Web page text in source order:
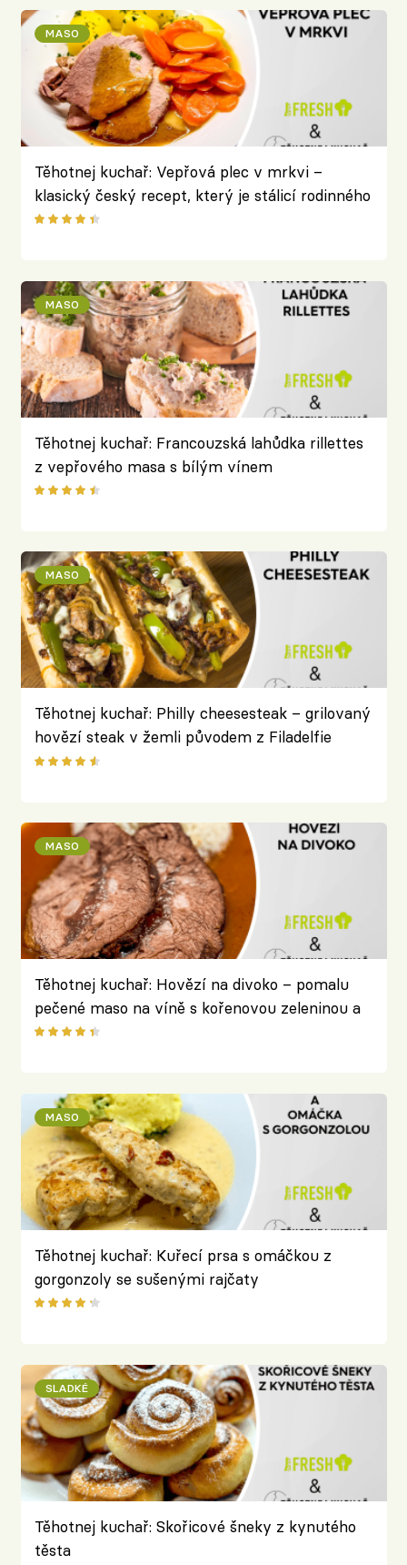
MASO
Těhotnej kuchař: Vepřová plec v mrkvi –
klasický český recept, který je stálicí rodinného
repertoáru
MASO
Těhotnej kuchař: Francouzská lahůdka rillettes
z vepřového masa s bílým vínem
MASO
Těhotnej kuchař: Philly cheesesteak – grilovaný
hovězí steak v žemli původem z Filadelfie
MASO
Těhotnej kuchař: Hovězí na divoko – pomalu
pečené maso na víně s kořenovou zeleninou a
divokým kořením
MASO
Těhotnej kuchař: Kuřecí prsa s omáčkou z
gorgonzoly se sušenými rajčaty
SLADKÉ
Těhotnej kuchař: Skořicové šneky z kynutého
těsta